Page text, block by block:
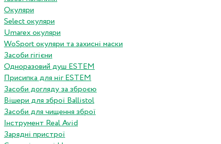
Окуляри
Select окуляри
Umarex окуляри
WoSport окуляри та захисні маски
Засоби гігієни
Одноразовий душ ESTEM
Присипка для ніг ESTEM
Засоби догляду за зброєю
Вішери для зброї Ballistol
Засоби для чищення зброї
Інструмент Real Avid
Зарядні пристрої